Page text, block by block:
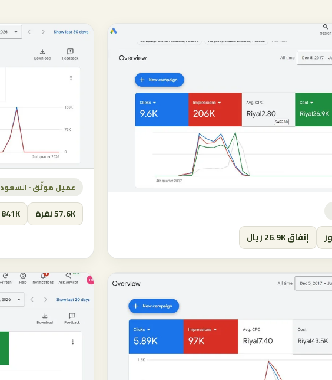
إنفاق 26.9K ريال
عميل موثّق ·
57.6K نقرة 841K ظهور